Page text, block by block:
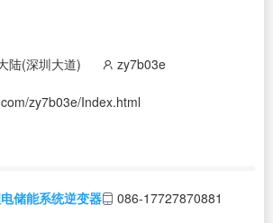
陆(深圳大道) zy7b03e
zy7b03e/Index.html
储能系统逆变器
086-17727870881